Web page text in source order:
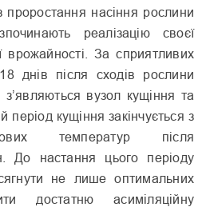
проростан­ня насіння рослини
реалізацію своєї
врожайності. За сприятливих
днів після сходів рослини
вузол кущіння та
період кущіння закінчується з
температур після
До настан­ня цього періоду
не лише опти­мальних
достатню асиміляційну